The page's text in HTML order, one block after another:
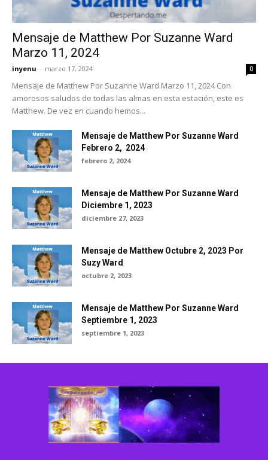
Mensaje de Matthew Por Suzanne Ward
Marzo 11, 2024
inyenu - marzo 17, 2024 0
Mensaje de Matthew Por Suzanne Ward Marzo 11, 2024 Con
amorosos saludos de todas las almas en esta estación, este es
Matthew. De vez en cuando hemos...
Mensaje de Matthew Por Suzanne Ward
Febrero 2, 2024
febrero 2, 2024
Mensaje de Matthew Por Suzanne Ward
Diciembre 1, 2023
diciembre 27, 2023
Mensaje de Matthew Octubre 2, 2023 Por
Suzy Ward
octubre 2, 2023
Mensaje de Matthew Por Suzanne Ward
Septiembre 1, 2023
septiembre 1, 2023